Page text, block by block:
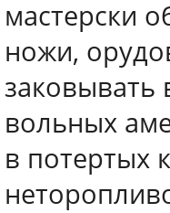
мастерски
ножи,
вольных
в потертых